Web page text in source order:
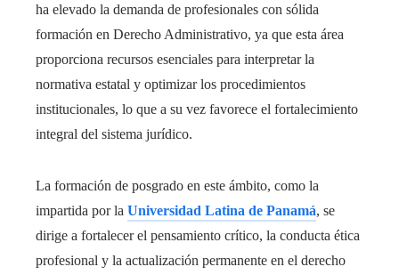
ha elevado la demanda de profesionales con sólida
formación en Derecho Administrativo, ya que esta área
proporciona recursos esenciales para interpretar la
normativa estatal y optimizar los procedimientos
institucionales, lo que a su vez favorece el fortalecimiento
integral del sistema jurídico.
La formación de posgrado en este ámbito, como la
impartida por la Universidad Latina de Panamá, se
dirige a fortalecer el pensamiento crítico, la conducta ética
profesional y la actualización permanente en el derecho